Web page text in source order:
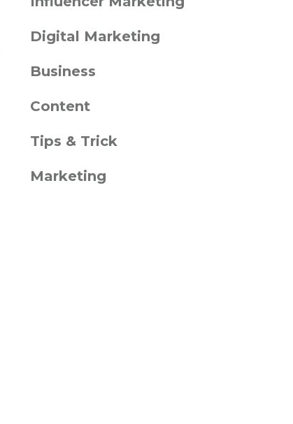
Digital Marketing
Business
Content
Tips & Trick
Marketing